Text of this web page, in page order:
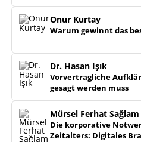
Onur Kurtay
Warum gewinnt das
Dr. Hasan Işık
Vorvertragliche
gesagt werden muss
Mürsel Ferhat Sağlam
Die korporative
Zeitalters: Digitales